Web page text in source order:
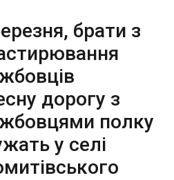
брати з
дорогу з
полку
у селі